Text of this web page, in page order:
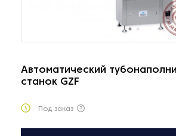
Автоматический
станок GZF
Под заказ